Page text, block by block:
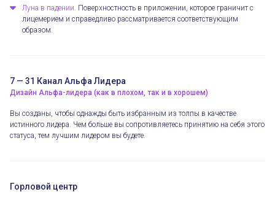
Луна в падении. Поверхностность в приложении, которое граничит с
лицемерием и справедливо рассматривается соответствующим
образом.
7 — 31 Канал Альфа Лидера
Дизайн Альфа-лидера (как в плохом, так и в хорошем)
Вы созданы, чтобы однажды быть избранным из толпы в качестве
истинного лидера. Чем больше вы сопротивляетесь принятию на себя этого
статуса, тем лучшим лидером вы будете.
Горловой центр